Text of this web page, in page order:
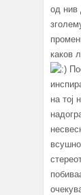
од нив
каков
на тој